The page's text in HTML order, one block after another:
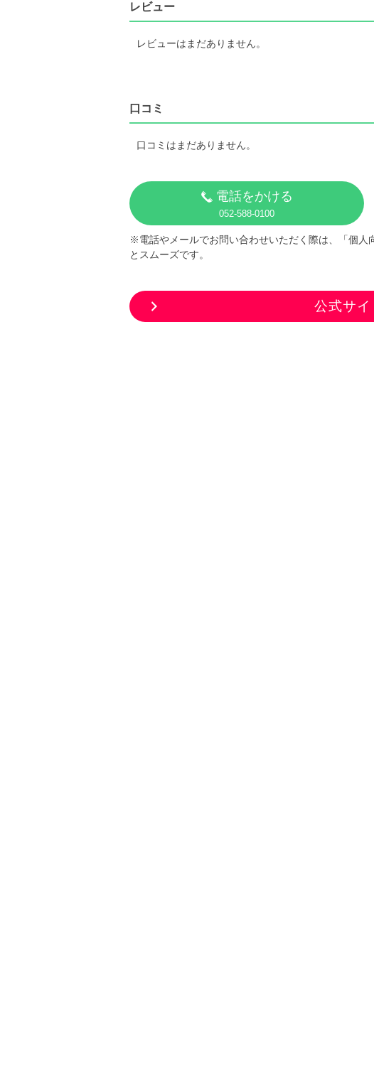
レビュー
レビューはまだありません。
口コミ
口コミはまだありません。
電話をかける
052-588-0100
※電話やメールでお問い合わせいただく際は、「個人
とスムーズです。
公式サイ